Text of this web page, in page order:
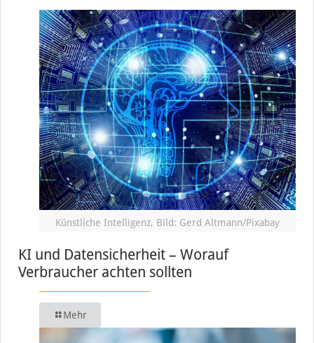
Künstliche Intelligenz, Bild: Gerd Altmann/Pixabay
KI und Datensicherheit – Worauf
Verbraucher achten sollten
Mehr